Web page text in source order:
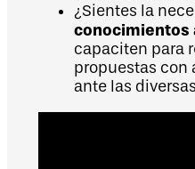
¿Sientes la
conocimientos
capaciten para
propuestas con
ante las